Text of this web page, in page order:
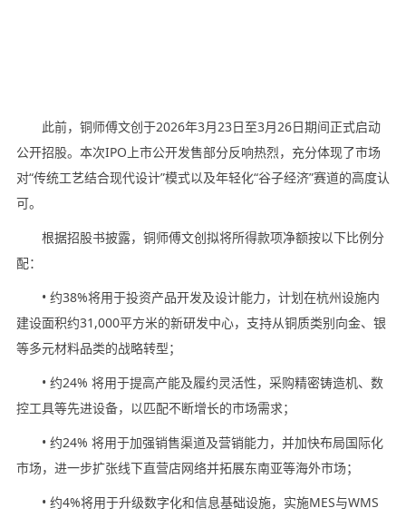
此前，铜师傅文创于2026年3月23日至3月26日期间正式启动
公开招股。本次IPO上市公开发售部分反响热烈，充分体现了市场
对“传统工艺结合现代设计”模式以及年轻化“谷子经济”赛道的高度认
可。
根据招股书披露，铜师傅文创拟将所得款项净额按以下比例分
配：
• 约38%将用于投资产品开发及设计能力，计划在杭州设施内
建设面积约31,000平方米的新研发中心，支持从铜质类别向金、银
等多元材料品类的战略转型；
• 约24% 将用于提高产能及履约灵活性，采购精密铸造机、数
控工具等先进设备，以匹配不断增长的市场需求；
• 约24% 将用于加强销售渠道及营销能力，并加快布局国际化
市场，进一步扩张线下直营店网络并拓展东南亚等海外市场；
• 约4%将用于升级数字化和信息基础设施，实施MES与WMS